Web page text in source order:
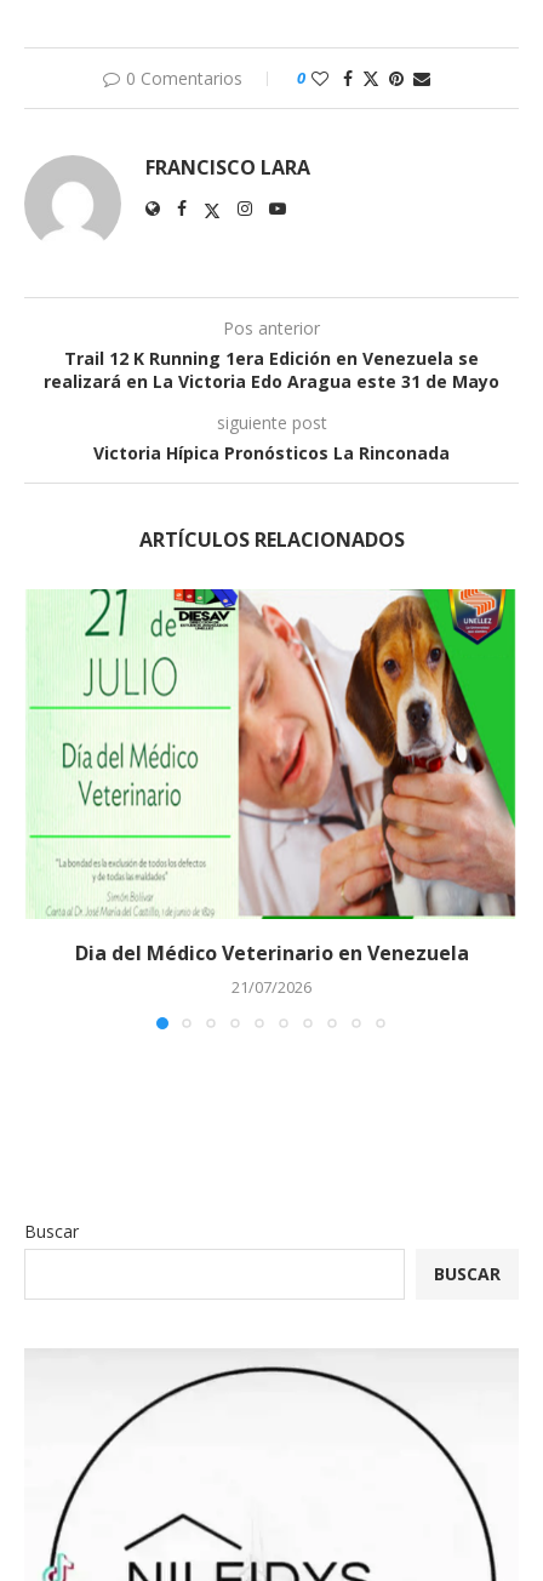
0 Comentarios 0
FRANCISCO LARA
Pos anterior
Trail 12 K Running 1era Edición en Venezuela se
realizará en La Victoria Edo Aragua este 31 de Mayo
siguiente post
Victoria Hípica Pronósticos La Rinconada
ARTÍCULOS RELACIONADOS
Dia del Médico Veterinario en Venezuela
21/07/2026
Buscar
BUSCAR